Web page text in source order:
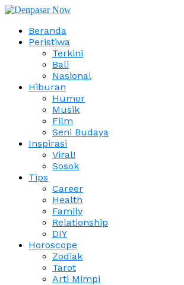
Beranda
Peristiwa
Terkini
Bali
Nasional
Hiburan
Humor
Musik
Film
Seni Budaya
Inspirasi
Viral!
Sosok
Tips
Career
Health
Family
Relationship
DIY
Horoscope
Zodiak
Tarot
Arti Mimpi